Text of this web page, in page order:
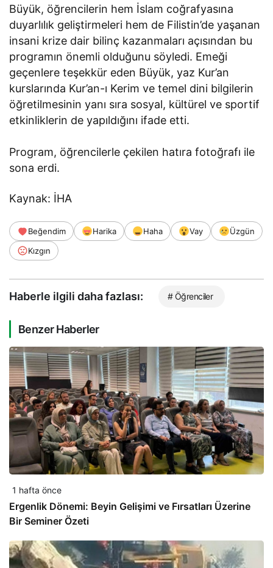
Büyük, öğrencilerin hem İslam coğrafyasına
duyarlılık geliştirmeleri hem de Filistin’de yaşanan
insani krize dair bilinç kazanmaları açısından bu
programın önemli olduğunu söyledi. Emeği
geçenlere teşekkür eden Büyük, yaz Kur’an
kurslarında Kur’an-ı Kerim ve temel dini bilgilerin
öğretilmesinin yanı sıra sosyal, kültürel ve sportif
etkinliklerin de yapıldığını ifade etti.
Program, öğrencilerle çekilen hatıra fotoğrafı ile
sona erdi.
Kaynak: İHA
Beğendim Harika Haha Vay
Üzgün
Kızgın
Haberle ilgili daha fazlası: # Öğrenciler
Benzer Haberler
1 hafta önce
Ergenlik Dönemi: Beyin Gelişimi ve Fırsatları Üzerine
Bir Seminer Özeti